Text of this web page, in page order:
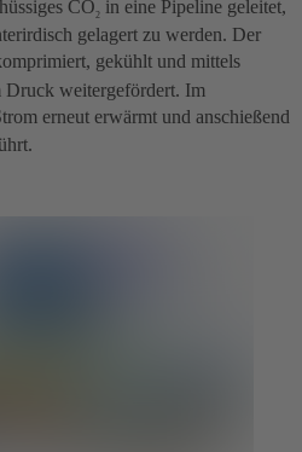
CO2 in eine Pipeline geleitet,
gelagert zu werden. Der
gekühlt und mittels
Druck weitergefördert. Im
erneut erwärmt und anschießend